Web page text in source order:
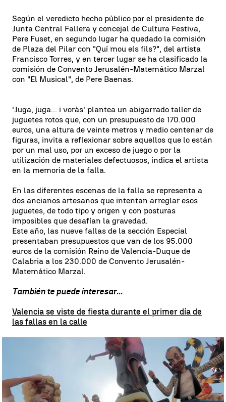
Según el veredicto hecho público por el presidente de
Junta Central Fallera y concejal de Cultura Festiva,
Pere Fuset, en segundo lugar ha quedado la comisión
de Plaza del Pilar con "Quí mou els fils?", del artista
Francisco Torres, y en tercer lugar se ha clasificado la
comisión de Convento Jerusalén-Matemático Marzal
con "El Musical", de Pere Baenas.
'Juga, juga... i voràs' plantea un abigarrado taller de
juguetes rotos que, con un presupuesto de 170.000
euros, una altura de veinte metros y medio centenar de
figuras, invita a reflexionar sobre aquellos que lo están
por un mal uso, por un exceso de juego o por la
utilización de materiales defectuosos, indica el artista
en la memoria de la falla.
En las diferentes escenas de la falla se representa a
dos ancianos artesanos que intentan arreglar esos
juguetes, de todo tipo y origen y con posturas
imposibles que desafían la gravedad.
Este año, las nueve fallas de la sección Especial
presentaban presupuestos que van de los 95.000
euros de la comisión Reino de Valencia-Duque de
Calabria a los 230.000 de Convento Jerusalén-
Matemático Marzal.
También te puede interesar...
Valencia se viste de fiesta durante el primer día de
las fallas en la calle
Valencia se viste de fiesta durante el primer día de las fallas en la
calle |EFE
Matías Prats sobre la boda de
Susanna Griso: "Qué le habrá dicho
para convencerla"